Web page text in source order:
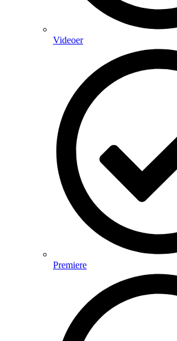
Videoer
Premiere